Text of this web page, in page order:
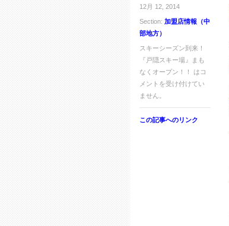
12月 12, 2014
Section: 加盟店情報（中
部地方）
スキーシーズン到来！
『戸隠スキー場』まも
なくオープン！！ は コ
メントを受け付けてい
ません。
この記事へのリンク